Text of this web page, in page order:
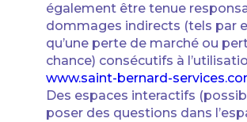
également être tenue
dommages indirects (tels par
qu’une perte de marché ou
chance) consécutifs à
www.saint-bernard-
Des espaces interactifs
poser des questions dans